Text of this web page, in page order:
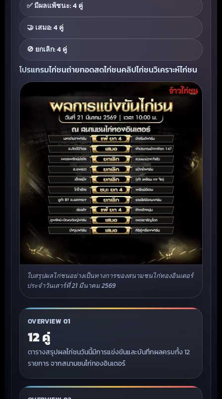
✅ มีผลแพ้ชนะ: 4 คู่
🤝 เสมอ: 4 คู่
🚫 ยกเลิก: 4 คู่
โปรแกรมไก่ชนถ่ายทอดสดไก่ชนคลิปไก่ชนวิเคราะห์ไก่ชน
ใบสรุปผลไก่ชนอย่างเป็นทางการของสนามชนไก่ทองอินเตอร์
ประจำวันเสาร์ที่ 21 มีนาคม 2569
OVERVIEW 01
12 คู่
ตารางสรุปผลไก่ชนวันนี้มีการแข่งขันและบันทึกผลครบทั้ง 12
รายการ จากสนามชนไก่ทองอินเตอร์